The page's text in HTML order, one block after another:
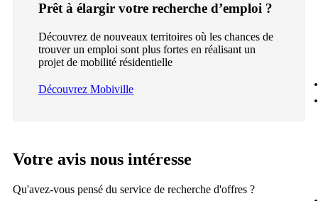
Prêt à élargir votre recherche d’emploi ?
Découvrez de nouveaux territoires où les chances de
trouver un emploi sont plus fortes en réalisant un
projet de mobilité résidentielle
Découvrez Mobiville
Votre avis nous intéresse
Qu'avez-vous pensé du service de recherche d'offres ?